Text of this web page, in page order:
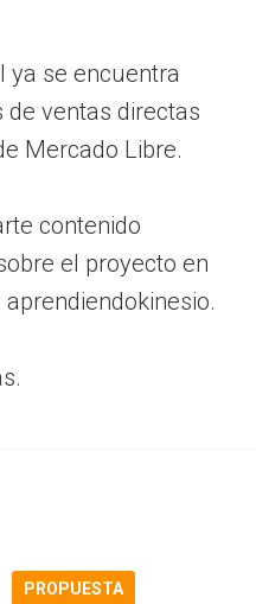
ya se encuentra
ventas directas
Mercado Libre.
contenido
el proyecto en
PROPUESTA